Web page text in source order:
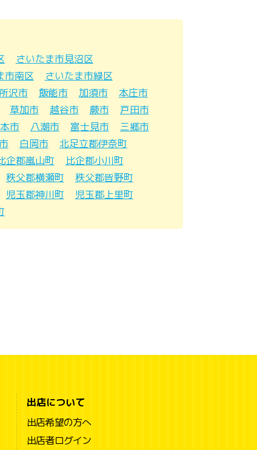
さいたま市見沼区
市南区
さいたま市緑区
所沢市 飯能市 加須市
本庄市
草加市 越谷市 蕨市
戸田市
市 八潮市 富士見市
三郷市
白岡市
北足立郡伊奈町
企郡嵐山町
比企郡小川町
秩父郡横瀬町
秩父郡皆野町
児玉郡神川町
児玉郡上里町
出店について
出店希望の方へ
出店者ログイン